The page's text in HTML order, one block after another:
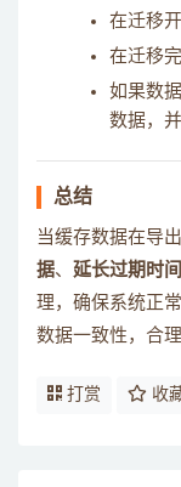
在迁移
在迁移
如果数
数据，
总结
当缓存数据在导
据、 延长过期时间
理，确保系统正
数据一致性，合
打赏 收